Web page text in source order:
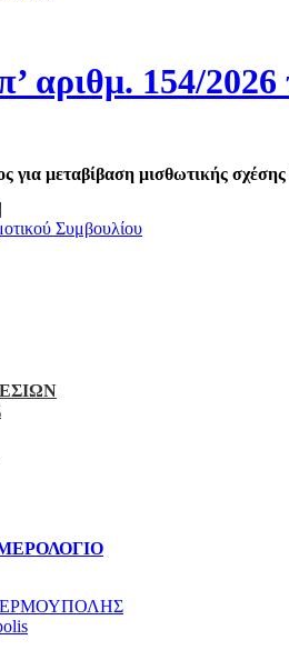
αριθμ. 154/
για μεταβίβαση μισθωτικής
Συμβουλίου